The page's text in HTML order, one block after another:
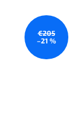
€205
–21 %